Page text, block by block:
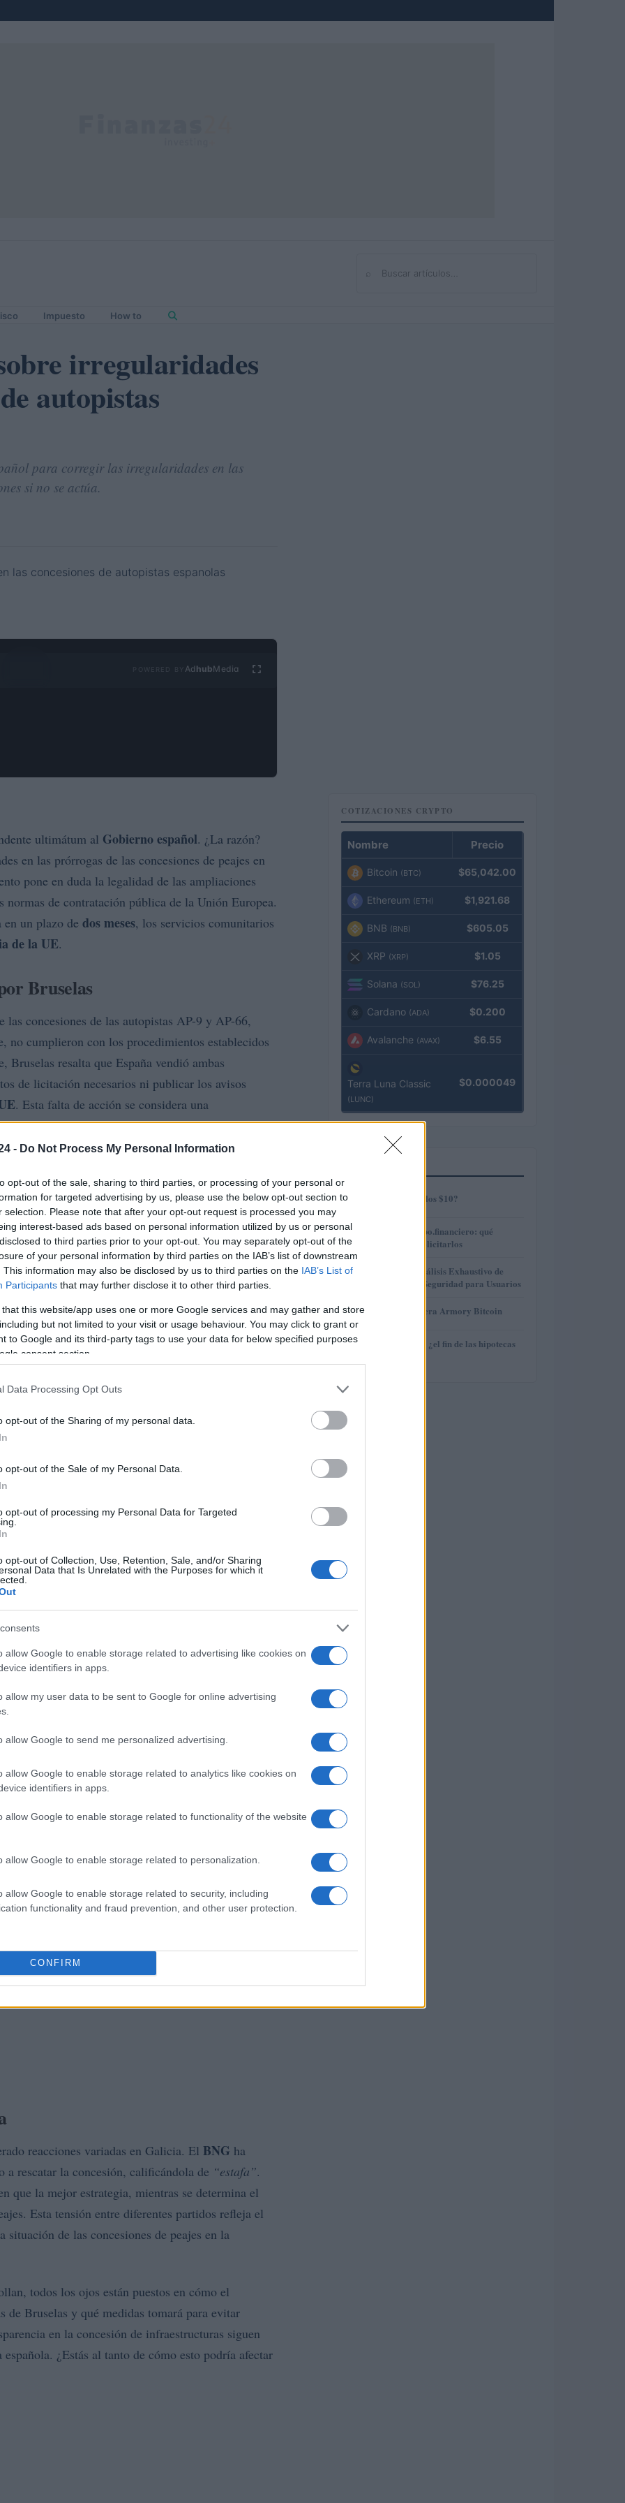
- Do Not Process My Personal Information
opt-out of the sale, sharing to third parties, or processing of your personal or
for targeted advertising by us, please use the below opt-out section to
selection. Please note that after your opt-out request is processed you may
interest-based ads based on personal information utilized by us or personal
to third parties prior to your opt-out. You may separately opt-out of the
of your personal information by third parties on the IAB’s list of downstream
This information may also be disclosed by us to third parties on the IAB’s List of
Participants that may further disclose it to other third parties.
that this website/app uses one or more Google services and may gather and store
but not limited to your visit or usage behaviour. You may click to grant or
to Google and its third-party tags to use your data for below specified purposes
consent section.
Data Processing Opt Outs
opt-out of the Sharing of my personal data.
opt-out of the Sale of my Personal Data.
opt-out of processing my Personal Data for Targeted
opt-out of Collection, Use, Retention, Sale, and/or Sharing
Data that Is Unrelated with the Purposes for which it
allow Google to enable storage related to advertising like cookies on
identifiers in apps.
allow my user data to be sent to Google for online advertising
allow Google to send me personalized advertising.
allow Google to enable storage related to analytics like cookies on
identifiers in apps.
allow Google to enable storage related to functionality of the website
allow Google to enable storage related to personalization.
allow Google to enable storage related to security, including
functionality and fraud prevention, and other user protection.
CONFIRM
Buscar
Impuesto How to
irregularidades
autopistas
para corregir las irregularidades en las
si no se actúa.
Ad hubMedia
ultimátum al Gobierno español. ¿La razón?
en las prórrogas de las concesiones de peajes en
pone en duda la legalidad de las ampliaciones
de contratación pública de la Unión Europea.
en un plazo de dos meses, los servicios comunitarios
de la UE.
Bruselas
concesiones de las autopistas AP-9 y AP-66,
no cumplieron con los procedimientos establecidos
resalta que España vendió ambas
de licitación necesarios ni publicar los avisos
. Esta falta de acción se considera una
adjudicar nuevos contratos, lo que obligaría a un
las directivas europeas.
medidas necesarias que corrijan estas
procedimiento de infracción que culminaría en
UE. ¿Qué pasará si no se actúa?
financieras
Sostenible
de Bruselas, incluyendo la posibilidad de
que las políticas del actual Gobierno van
pero que están cumpliendo con todos los
responsabilidad y para velar por el interés común”
de peaje presenta un gran desafío financiero
costosas indemnizaciones que conllevaría la
Según las mismas fuentes, estas prórrogas fueron
Aznar, extendiendo los contratos de la AP-9
una responsabilidad que, según ellos, recae
reacciones variadas en Galicia. El BNG ha
rescatar la concesión, calificándola de “estafa”.
que la mejor estrategia, mientras se determina el
Esta tensión entre diferentes partidos refleja el
de las concesiones de peajes en la
todos los ojos están puestos en cómo el
de Bruselas y qué medidas tomará para evitar
en la concesión de infraestructuras siguen
¿Estás al tanto de cómo esto podría afectar
COTIZACIONES CRYPTO
Nombre Precio
Bitcoin (BTC) $65,042.00
Ethereum (ETH) $1,921.68
BNB (BNB) $605.05
XRP (XRP) $1.05
Solana (SOL) $76.25
Cardano (ADA) $0.200
Avalanche (AVAX) $6.55
Terra Luna Classic
(LUNC)
$0.000049
1 ¿AMP alcanzará los $10?
2
Préstamos en Kubo.financiero: qué
ofrecen y cómo solicitarlos
3
Gana Crédito: Análisis Exhaustivo de
Funcionalidad y Seguridad para Usuarios
4 Revisión de billetera Armory Bitcoin
5 Euríbor en caída: ¿el fin de las hipotecas